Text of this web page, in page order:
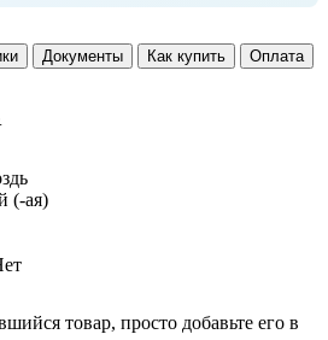
Документы Как купить
Оплата
(-ая)
товар, просто добавьте его в